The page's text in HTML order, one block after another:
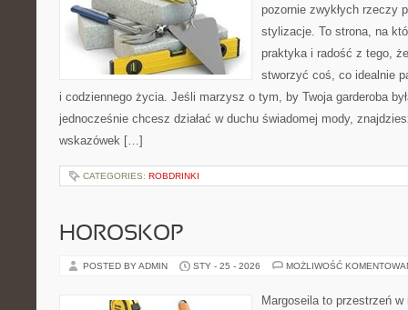
pozornie zwykłych rzeczy
stylizacje. To strona, na
praktyka i radość z tego,
stworzyć coś, co idealnie
i codziennego życia. Jeśli marzysz o tym, by Twoja garderoba
jednocześnie chcesz działać w duchu świadomej mody,
wskazówek […]
CATEGORIES: ROBDRINKI
HOROSKOP
POSTED BY ADMIN STY - 25 - 2026 MOŻLIWOŚĆ
Margoseila to przestrzeń